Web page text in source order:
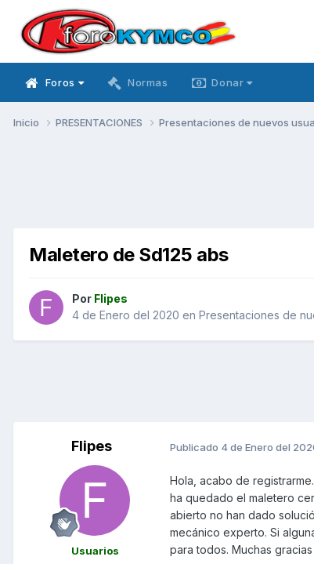
Foros Normas Donar
Inicio PRESENTACIONES Presentaciones de nuevos
Maletero de Sd125 abs
Por Flipes
4 de Enero del 2020 en Presentaciones de
Flipes
Usuarios
Publicado 4 de Enero del
Hola, acabo de
ha quedado el maletero
abierto no han dado
mecánico experto. Si
para todos. Muchas